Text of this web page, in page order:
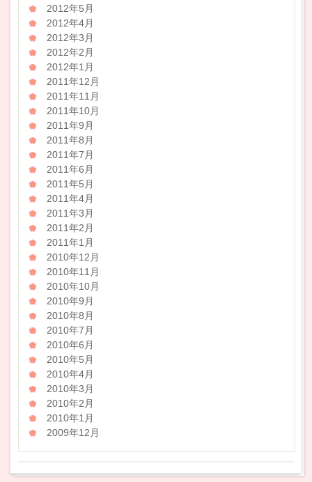
2012年5月
2012年4月
2012年3月
2012年2月
2012年1月
2011年12月
2011年11月
2011年10月
2011年9月
2011年8月
2011年7月
2011年6月
2011年5月
2011年4月
2011年3月
2011年2月
2011年1月
2010年12月
2010年11月
2010年10月
2010年9月
2010年8月
2010年7月
2010年6月
2010年5月
2010年4月
2010年3月
2010年2月
2010年1月
2009年12月